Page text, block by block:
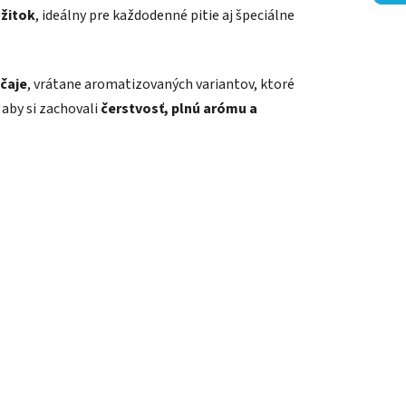
, ideálny pre každodenné pitie aj špeciálne
, vrátane aromatizovaných variantov, ktoré
si zachovali čerstvosť, plnú arómu a